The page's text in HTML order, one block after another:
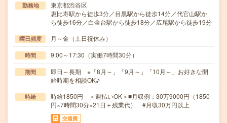
勤務地
東京都渋谷区
恵比寿駅から徒歩3分／目黒駅から徒歩14分／代官山駅か
ら徒歩16分／白金台駅から徒歩18分／広尾駅から徒歩19分
曜日頻度 月～金（土日祝休み）
時間 9:00～17:30（実働7時間30分）
期間
即日～長期 ※「8月～」「9月～」「10月～」お好きな開
始時期を相談OK♪
時給
時給1850円 ＜週払いOK＞■月収例：30万9000円（1850
円×7時間30分×21日＋残業代） #月収30万円以上
交通費